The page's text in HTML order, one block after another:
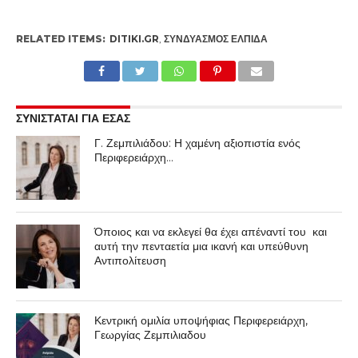
RELATED ITEMS: DITIKI.GR ΣΥΝΔΥΑΣΜΌΣ ΕΛΠΙΔΑ
ΣΥΝΙΣΤΑΤΑΙ ΓΙΑ ΕΣΑΣ
Γ. Ζεμπιλιάδου: Η χαμένη αξιοπιστία ενός
Περιφερειάρχη…
Όποιος και να εκλεγεί θα έχει απέναντί του και
αυτή την πενταετία μια ικανή και υπεύθυνη
Αντιπολίτευση
Κεντρική ομιλία υποψήφιας Περιφερειάρχη,
Γεωργίας Ζεμπιλιαδου